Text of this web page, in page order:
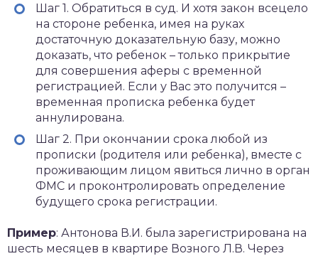
Шаг 1. Обратиться в суд. И хотя закон всецело
на стороне ребенка, имея на руках
достаточную доказательную базу, можно
доказать, что ребенок – только прикрытие
для совершения аферы с временной
регистрацией. Если у Вас это получится –
временная прописка ребенка будет
аннулирована.
Шаг 2. При окончании срока любой из
прописки (родителя или ребенка), вместе с
проживающим лицом явиться лично в орган
ФМС и проконтролировать определение
будущего срока регистрации.
Пример: Антонова В.И. была зарегистрирована на
шесть месяцев в квартире Возного Л.В. Через